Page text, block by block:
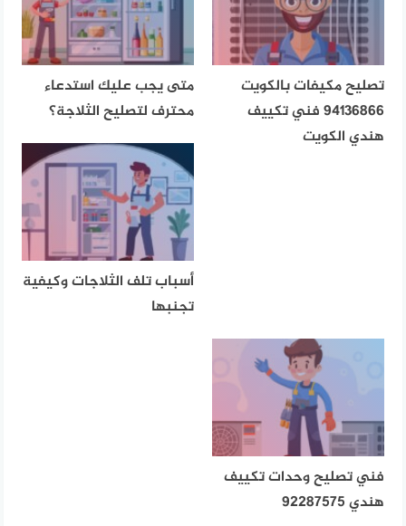
تصليح مكيفات بالكويت
94136866 فني تكييف
هندي الكويت
متى يجب عليك استدعاء
محترف لتصليح الثلاجة؟
أسباب تلف الثلاجات وكيفية
تجنبها
فني تصليح وحدات تكييف
هندي 92287575